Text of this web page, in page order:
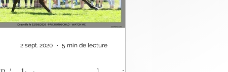
2 sept. 2020 5 min de lecture